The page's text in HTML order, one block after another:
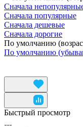
Сначала
Сначала популярные
Сначала дешевые
Сначала дорогие
По умолчанию
По умолчанию
Быстрый просмотр